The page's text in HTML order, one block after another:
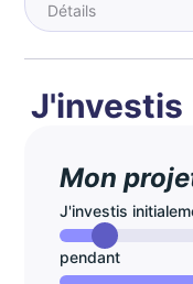
Détails
J'investis
Mon
J'investis
pendant